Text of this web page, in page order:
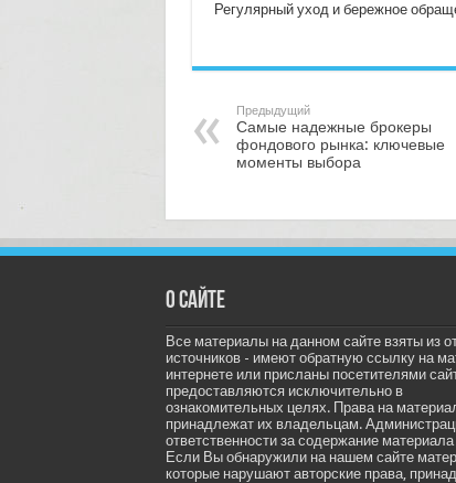
Регулярный уход и бережное
Предыдущий
Самые надежные брокеры
фондового рынка: ключевые
моменты выбора
О сайте
Все материалы на данном сайте взяты из
источников - имеют обратную ссылку на
интернете или присланы посетителями
предоставляются исключительно в
ознакомительных целях. Права на
принадлежат их владельцам.
ответственности за содержание материала
Если Вы обнаружили на нашем сайте
которые нарушают авторские права,